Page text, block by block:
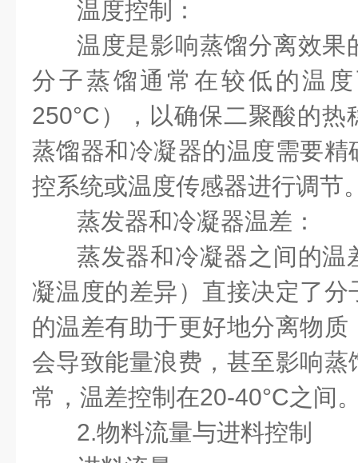
温度控制：
温度是影响蒸馏分离效果
分子蒸馏通常在较低的温
250°C），以确保二聚酸的
蒸馏器和冷凝器的温度需要
控系统或温度传感器进行调
蒸发器和冷凝器温差：
蒸发器和冷凝器之间的温
凝温度的差异）直接决定了
的温差有助于更好地分离物
会导致能量浪费，甚至影响
常，温差控制在20-40°C之间
2.物料流量与进料控制